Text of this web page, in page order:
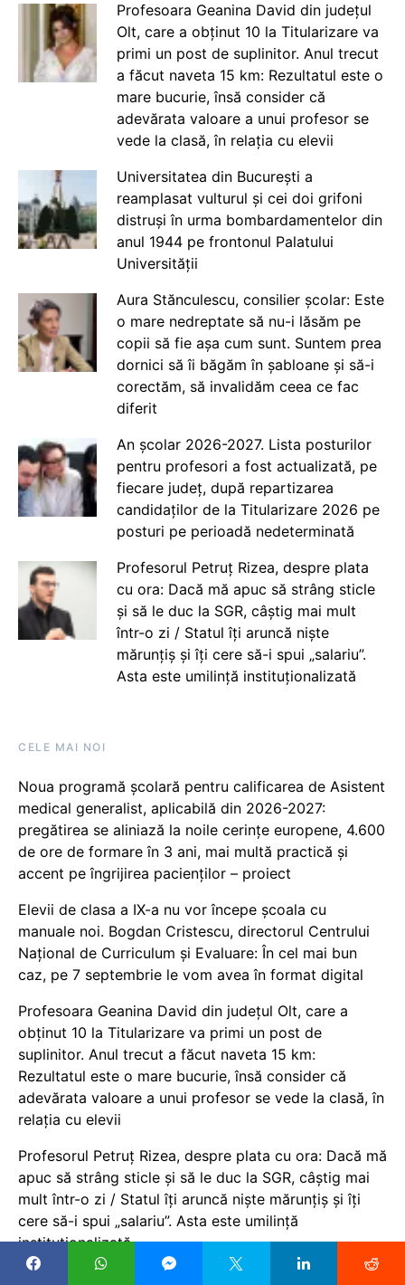
Profesoara Geanina David din județul
Olt, care a obținut 10 la Titularizare va
primi un post de suplinitor. Anul trecut
a făcut naveta 15 km: Rezultatul este o
mare bucurie, însă consider că
adevărata valoare a unui profesor se
vede la clasă, în relația cu elevii
Universitatea din București a
reamplasat vulturul și cei doi grifoni
distruși în urma bombardamentelor din
anul 1944 pe frontonul Palatului
Universității
Aura Stănculescu, consilier școlar: Este
o mare nedreptate să nu-i lăsăm pe
copii să fie așa cum sunt. Suntem prea
dornici să îi băgăm în șabloane și să-i
corectăm, să invalidăm ceea ce fac
diferit
An școlar 2026-2027. Lista posturilor
pentru profesori a fost actualizată, pe
fiecare județ, după repartizarea
candidaților de la Titularizare 2026 pe
posturi pe perioadă nedeterminată
Profesorul Petruț Rizea, despre plata
cu ora: Dacă mă apuc să strâng sticle
și să le duc la SGR, câștig mai mult
într-o zi / Statul îți aruncă niște
mărunțiș și îți cere să-i spui „salariu”.
Asta este umilință instituționalizată
CELE MAI NOI
Noua programă școlară pentru calificarea de Asistent
medical generalist, aplicabilă din 2026-2027:
pregătirea se aliniază la noile cerințe europene, 4.600
de ore de formare în 3 ani, mai multă practică și
accent pe îngrijirea pacienților – proiect
Elevii de clasa a IX-a nu vor începe școala cu
manuale noi. Bogdan Cristescu, directorul Centrului
Național de Curriculum și Evaluare: În cel mai bun
caz, pe 7 septembrie le vom avea în format digital
Profesoara Geanina David din județul Olt, care a
obținut 10 la Titularizare va primi un post de
suplinitor. Anul trecut a făcut naveta 15 km:
Rezultatul este o mare bucurie, însă consider că
adevărata valoare a unui profesor se vede la clasă, în
relația cu elevii
Profesorul Petruț Rizea, despre plata cu ora: Dacă mă
apuc să strâng sticle și să le duc la SGR, câștig mai
mult într-o zi / Statul îți aruncă niște mărunțiș și îți
cere să-i spui „salariu”. Asta este umilință
instituționalizată